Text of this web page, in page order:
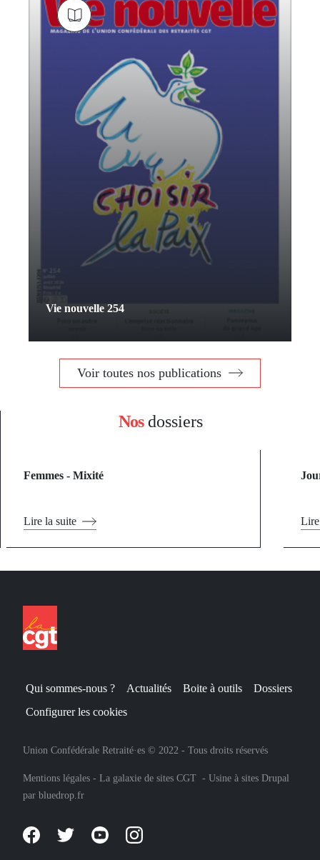
Vie nouvelle 254
Voir toutes nos publications
Nosdossiers
Femmes - Mixité
Lire la suite
Qui sommes-nous ? Actualités Boite à outils
Dossiers
Configurer les cookies
Union Confédérale Retraité·es © 2022 - Tous droits réservés
Mentions légales - La galaxie de sites CGT - Usine à sites Drupal
par bluedrop.fr